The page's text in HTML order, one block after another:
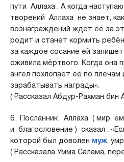
пути Аллаха . А когда
творений Аллаха не знает,
вознаграждений ждёт её за
родит и станет кормить
за каждое сосание ей
оживила мёртвого. Когда она
ангел похлопает её по
зарабатывать награды».
( Рассказал Абдур-Рахман
6. Посланник Аллаха ( мир
и благословение ) сказал :
которой был доволен муж,
( Рассказала Умма Салама,